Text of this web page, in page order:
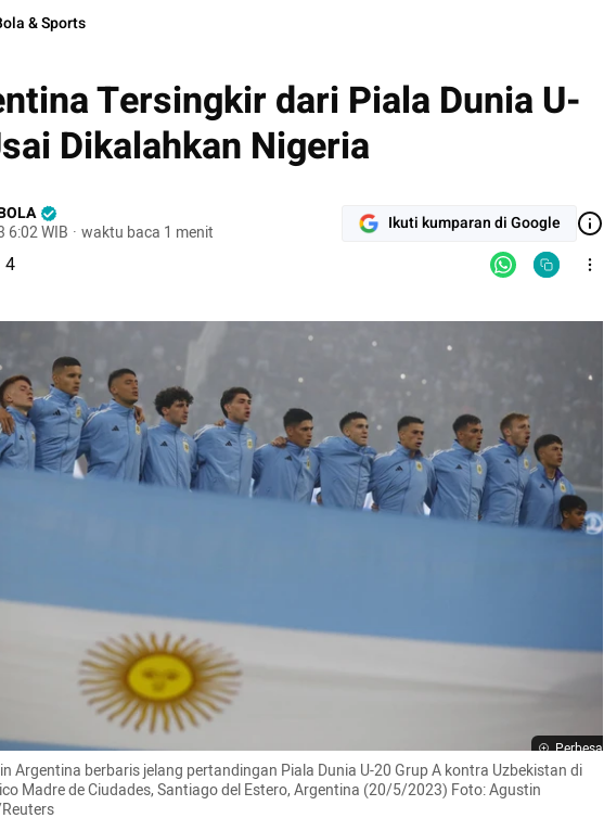
& Sports
Tersingkir dari Piala Dunia U-
Dikalahkan Nigeria
6:02 WIB · waktu baca 1 menit Ikuti kumparan di Google
4
Perbesar
Argentina berbaris jelang pertandingan Piala Dunia U-20 Grup A kontra Uzbekistan di
Madre de Ciudades, Santiago del Estero, Argentina (20/5/2023) Foto: Agustin